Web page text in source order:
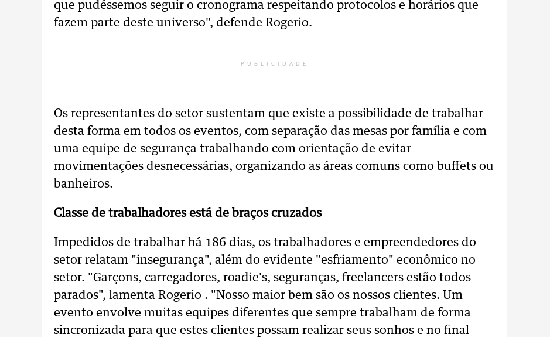
que pudéssemos seguir o cronograma respeitando protocolos e horários que
fazem parte deste universo", defende Rogerio.
PUBLICIDADE
Os representantes do setor sustentam que existe a possibilidade de trabalhar
desta forma em todos os eventos, com separação das mesas por família e com
uma equipe de segurança trabalhando com orientação de evitar
movimentações desnecessárias, organizando as áreas comuns como buffets ou
banheiros.
Classe de trabalhadores está de braços cruzados
Impedidos de trabalhar há 186 dias, os trabalhadores e empreendedores do
setor relatam "insegurança", além do evidente "esfriamento" econômico no
setor. "Garçons, carregadores, roadie's, seguranças, freelancers estão todos
parados", lamenta Rogerio . "Nosso maior bem são os nossos clientes. Um
evento envolve muitas equipes diferentes que sempre trabalham de forma
sincronizada para que estes clientes possam realizar seus sonhos e no final